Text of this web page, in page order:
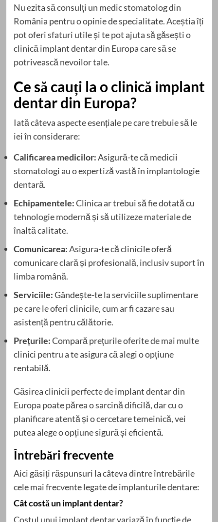
Nu ezita să consulți un medic stomatolog din
România pentru o opinie de specialitate. Aceștia îți
pot oferi sfaturi utile și te pot ajuta să găsești o
clinică implant dentar din Europa care să se
potrivească nevoilor tale.
Ce să cauți la o clinică implant
dentar din Europa?
Iată câteva aspecte esențiale pe care trebuie să le
iei în considerare:
Calificarea medicilor:Asigură-te că medicii
stomatologi au o expertiză vastă în implantologie
dentară.
Echipamentele:Clinica ar trebui să fie dotată cu
tehnologie modernă și să utilizeze materiale de
înaltă calitate.
Comunicarea:Asigura-te că clinicile oferă
comunicare clară și profesională, inclusiv suport în
limba română.
Serviciile:Gândește-te la serviciile suplimentare
pe care le oferi clinicile, cum ar fi cazare sau
asistență pentru călătorie.
Prețurile:Compară prețurile oferite de mai multe
clinici pentru a te asigura că alegi o opțiune
rentabilă.
Găsirea clinicii perfecte de implant dentar din
Europa poate părea o sarcină dificilă, dar cu o
planificare atentă și o cercetare temeinică, vei
putea alege o opțiune sigură și eficientă.
Întrebări frecvente
Aici găsiți răspunsuri la câteva dintre întrebările
cele mai frecvente legate de implanturile dentare:
Cât costă un implant dentar?
Costul unui implant dentar variază în funcție de